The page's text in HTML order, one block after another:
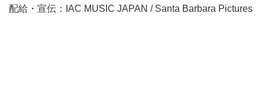
配給・宣伝：IAC MUSIC JAPAN / Santa Barbara Pictures